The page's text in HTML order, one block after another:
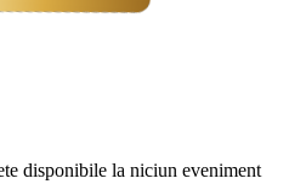
disponibile la niciun eveniment